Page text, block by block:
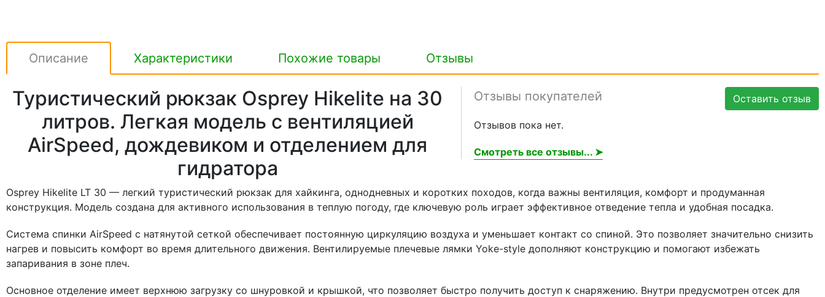
Описание Характеристики Похожие товары Отзывы
Оставить отзыв
Отзывы покупателей
Отзывов пока нет.
Смотреть все отзывы... ➤
Туристический рюкзак Osprey Hikelite на 30
литров. Легкая модель с вентиляцией
AirSpeed, дождевиком и отделением для
гидратора
Osprey Hikelite LT 30 — легкий туристический рюкзак для хайкинга, однодневных и коротких походов, когда важны вентиляция, комфорт и продуманная
конструкция. Модель создана для активного использования в теплую погоду, где ключевую роль играет эффективное отведение тепла и удобная посадка.
Система спинки AirSpeed с натянутой сеткой обеспечивает постоянную циркуляцию воздуха и уменьшает контакт со спиной. Это позволяет значительно снизить
нагрев и повысить комфорт во время длительного движения. Вентилируемые плечевые лямки Yoke-style дополняют конструкцию и помогают избежать
запаривания в зоне плеч.
Основное отделение имеет верхнюю загрузку со шнуровкой и крышкой, что позволяет быстро получить доступ к снаряжению. Внутри предусмотрен отсек для